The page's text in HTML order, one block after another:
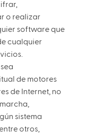
o realizar
software que
cualquier
de motores
de Internet, no
sistema
otros,